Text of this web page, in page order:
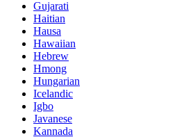
Gujarati
Haitian
Hausa
Hawaiian
Hebrew
Hmong
Hungarian
Icelandic
Igbo
Javanese
Kannada